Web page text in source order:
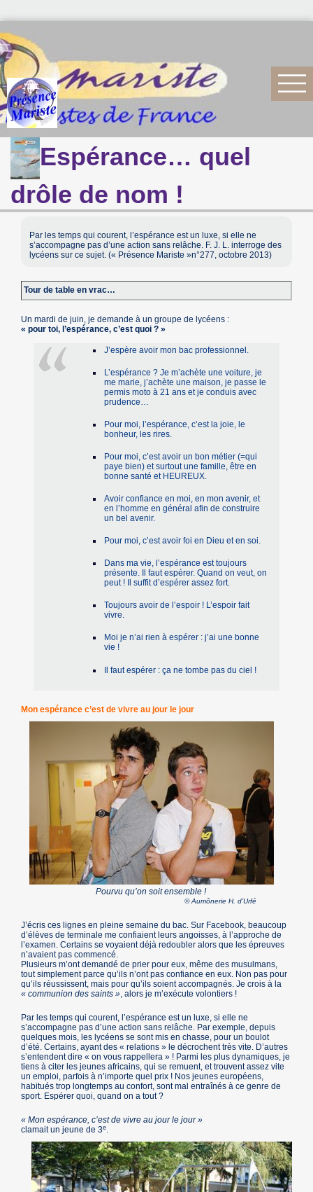
Espérance… quel
drôle de nom !
Par les temps qui courent, l’espérance est un luxe, si elle ne
s’accompagne pas d’une action sans relâche. F. J. L. interroge des
lycéens sur ce sujet. (« Présence Mariste »n°277, octobre 2013)
Tour de table en vrac…
Un mardi de juin, je demande à un groupe de lycéens :
« pour toi, l’espérance, c’est quoi ? »
J’espère avoir mon bac professionnel.
L’espérance ? Je m’achète une voiture, je
me marie, j’achète une maison, je passe le
permis moto à 21 ans et je conduis avec
prudence…
Pour moi, l’espérance, c’est la joie, le
bonheur, les rires.
Pour moi, c’est avoir un bon métier (=qui
paye bien) et surtout une famille, être en
bonne santé et HEUREUX.
Avoir confiance en moi, en mon avenir, et
en l’homme en général afin de construire
un bel avenir.
Pour moi, c’est avoir foi en Dieu et en soi.
Dans ma vie, l’espérance est toujours
présente. Il faut espérer. Quand on veut, on
peut ! Il suffit d’espérer assez fort.
Toujours avoir de l’espoir ! L’espoir fait
vivre.
Moi je n’ai rien à espérer : j’ai une bonne
vie !
Il faut espérer : ça ne tombe pas du ciel !
Mon espérance c’est de vivre au jour le jour
Pourvu qu’on soit ensemble !
© Aumônerie H. d’Urfé
J’écris ces lignes en pleine semaine du bac. Sur Facebook, beaucoup
d’élèves de terminale me confiaient leurs angoisses, à l’approche de
l’examen. Certains se voyaient déjà redoubler alors que les épreuves
n’avaient pas commencé.
Plusieurs m’ont demandé de prier pour eux, même des musulmans,
tout simplement parce qu’ils n’ont pas confiance en eux. Non pas pour
qu’ils réussissent, mais pour qu’ils soient accompagnés. Je crois à la
« communion des saints », alors je m’exécute volontiers !
Par les temps qui courent, l’espérance est un luxe, si elle ne
s’accompagne pas d’une action sans relâche. Par exemple, depuis
quelques mois, les lycéens se sont mis en chasse, pour un boulot
d’été. Certains, ayant des « relations » le décrochent très vite. D’autres
s’entendent dire « on vous rappellera » ! Parmi les plus dynamiques, je
tiens à citer les jeunes africains, qui se remuent, et trouvent assez vite
un emploi, parfois à n’importe quel prix ! Nos jeunes européens,
habitués trop longtemps au confort, sont mal entraînés à ce genre de
sport. Espérer quoi, quand on a tout ?
« Mon espérance, c’est de vivre au jour le jour »
clamait un jeune de 3e.